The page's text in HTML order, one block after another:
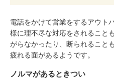
電話をかけて営業をするアウト
様に理不尽な対応をされること
がらなかったり、断られること
疲れる面があるようです。
ノルマがあるときつい